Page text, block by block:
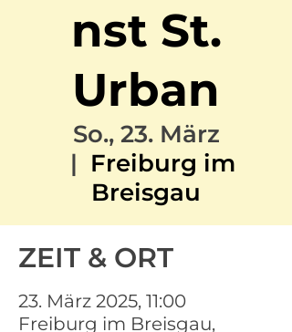
nst St.
Urban
So., 23. März
  |
Freiburg im
Breisgau
ZEIT & ORT
23. März 2025, 11:00
Freiburg im Breisgau,